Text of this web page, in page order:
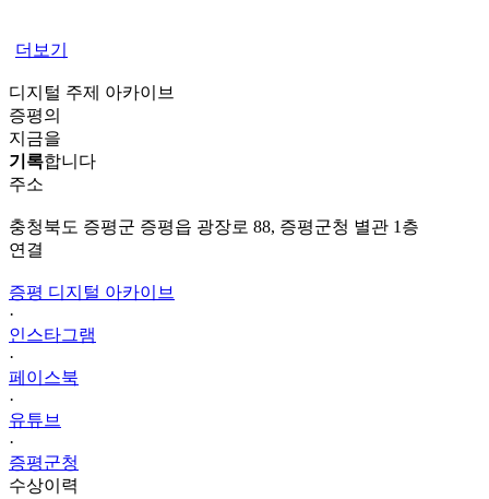
더보기
디지털 주제 아카이브
증평의
지금을
기록합니다
주소
충청북도 증평군 증평읍 광장로 88, 증평군청 별관 1층
연결
증평 디지털 아카이브
·
인스타그램
·
페이스북
·
유튜브
·
증평군청
수상이력